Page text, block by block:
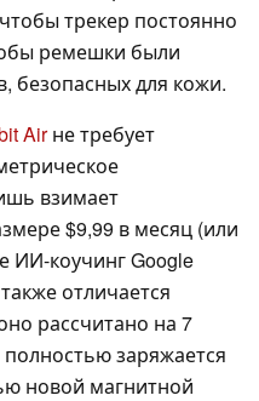
трекер постоянно
ремешки были
безопасных для кожи.
Airне требует
взимает
$9,99 в месяц (или
ИИ-коучинг Google
отличается
рассчитано на 7
заряжается
новой магнитной